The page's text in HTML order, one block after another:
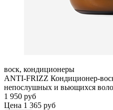
воск, кондиционеры
ANTI-FRIZZ Кондиционер-
непослушных и вьющихся
1 950 руб
Цена 1 365 руб